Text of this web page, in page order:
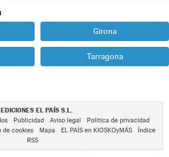
Girona
Tarragona
EDICIONES EL PAÍS S.L.
Publicidad Aviso legal
Política de privacidad
de cookies Mapa EL PAÍS en KIOSKOyMÁS
Índice
RSS